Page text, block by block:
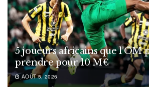
5 joueurs africains que l’OM
prendre pour 10 M€
AOÛT 5, 2026